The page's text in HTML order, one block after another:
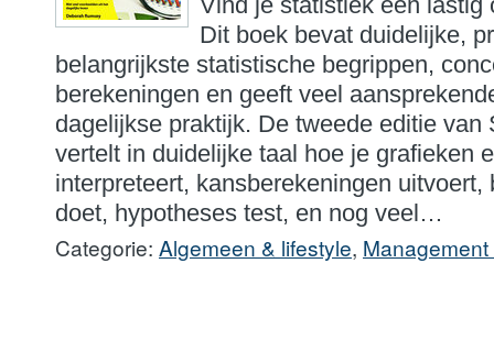
Dit boek bevat duidelijke,
belangrijkste statistische begrippen,
berekeningen en geeft veel
dagelijkse praktijk. De tweede editie van
vertelt in duidelijke taal hoe je grafieken
interpreteert, kansberekeningen
doet, hypotheses test, en nog veel…
Categorie: Algemeen & lifestyle,